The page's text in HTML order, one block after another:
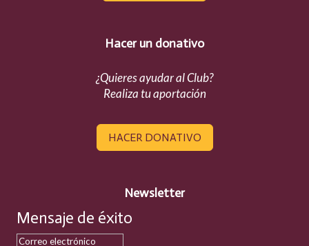
Hacer un donativo
¿Quieres ayudar al Club?
Realiza tu aportación
HACER DONATIVO
Newsletter
Mensaje de éxito